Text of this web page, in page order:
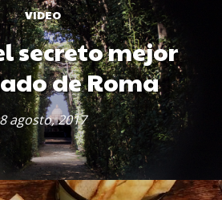
VIDEO
secreto mejor
de Roma
8 agosto, 2017